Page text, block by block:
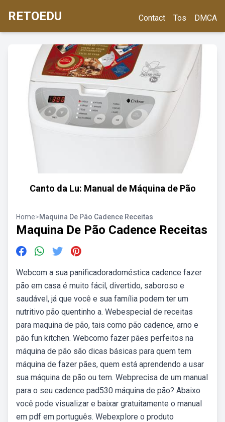
RETOEDU Contact Tos DMCA
Canto da Lu: Manual de Máquina de Pão
Home>Maquina De Pão Cadence Receitas
Maquina De Pão Cadence Receitas
Webcom a sua panificadoradoméstica cadence fazer
pão em casa é muito fácil, divertido, saboroso e
saudável, já que você e sua família podem ter um
nutritivo pão quentinho a. Webespecial de receitas
para maquina de pão, tais como pão cadence, arno e
pão fun kitchen. Webcomo fazer pães perfeitos na
máquina de pão são dicas básicas para quem tem
máquina de fazer pães, quem está aprendendo a usar
sua máquina de pão ou tem. Webprecisa de um manual
para o seu cadence pad530 máquina de pão? Abaixo
você pode visualizar e baixar gratuitamente o manual
em pdf em português. Webexplore o produto